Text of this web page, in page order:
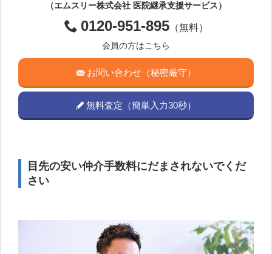
（エムスリー株式会社 医院継承支援サービス）
0120-951-895（無料）
会員の方はこちら
お問い合わせ（秘密厳守）
無料査定（簡単入力30秒）
目先の安い仲介手数料にだまされないでくだ
さい